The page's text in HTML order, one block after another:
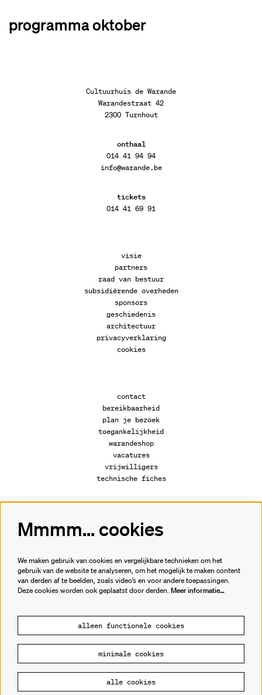
programma oktober
Cultuurhuis de Warande
Warandestraat 42
2300 Turnhout
onthaal
014 41 94 94
info@warande.be
tickets
014 41 69 91
visie
partners
raad van bestuur
subsidiërende overheden
sponsors
geschiedenis
architectuur
privacyverklaring
cookies
contact
bereikbaarheid
plan je bezoek
toegankelijkheid
warandeshop
vacatures
vrijwilligers
technische fiches
Volg ons
Meld je aan voor de nieuwsbrief.
© Cultuurhuis de Warande
Powered byCultureSuite
Mmmm... cookies
We maken gebruik van cookies en vergelijkbare technieken om het
gebruik van de website te analyseren, om het mogelijk te maken content
van derden af te beelden, zoals video’s en voor andere toepassingen.
Deze cookies worden ook geplaatst door derden. Meer informatie…
alleen functionele cookies
minimale cookies
alle cookies